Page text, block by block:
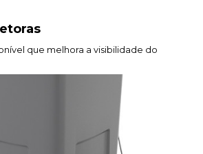
que melhora a visibilidade do